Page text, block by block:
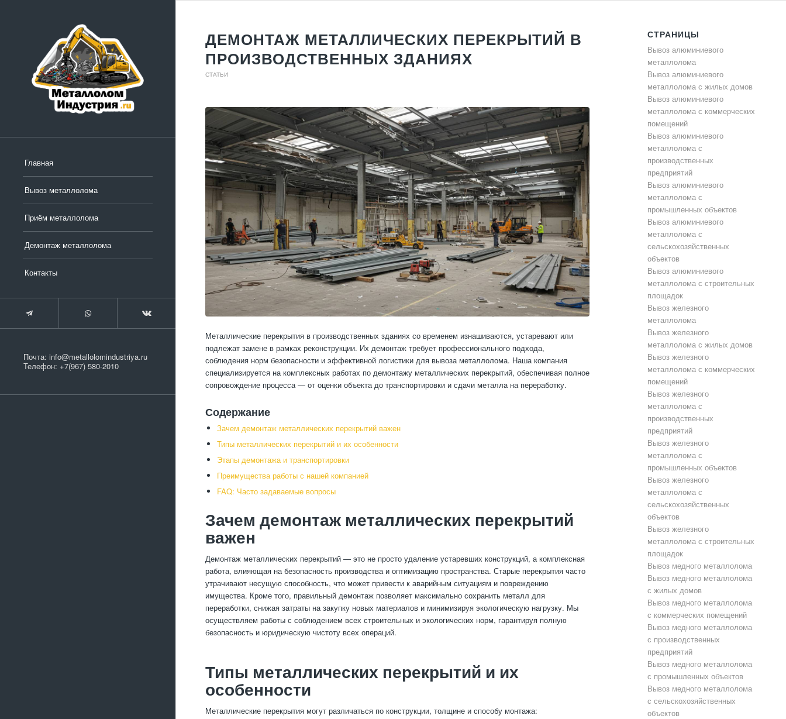
Главная
Вывоз металлолома
Приём металлолома
Демонтаж металлолома
Контакты
Почта: info@metallolomindustriya.ru
Телефон: +7(967) 580-2010
ДЕМОНТАЖ МЕТАЛЛИЧЕСКИХ ПЕРЕКРЫТИЙ В
ПРОИЗВОДСТВЕННЫХ ЗДАНИЯХ
СТАТЬИ
Металлические перекрытия в производственных зданиях со временем изнашиваются, устаревают или
подлежат замене в рамках реконструкции. Их демонтаж требует профессионального подхода,
соблюдения норм безопасности и эффективной логистики для вывоза металлолома. Наша компания
специализируется на комплексных работах по демонтажу металлических перекрытий, обеспечивая полное
сопровождение процесса — от оценки объекта до транспортировки и сдачи металла на переработку.
Содержание
Зачем демонтаж металлических перекрытий важен
Типы металлических перекрытий и их особенности
Этапы демонтажа и транспортировки
Преимущества работы с нашей компанией
FAQ: Часто задаваемые вопросы
Зачем демонтаж металлических перекрытий
важен
Демонтаж металлических перекрытий — это не просто удаление устаревших конструкций, а комплексная
работа, влияющая на безопасность производства и оптимизацию пространства. Старые перекрытия часто
утрачивают несущую способность, что может привести к аварийным ситуациям и повреждению
имущества. Кроме того, правильный демонтаж позволяет максимально сохранить металл для
переработки, снижая затраты на закупку новых материалов и минимизируя экологическую нагрузку. Мы
осуществляем работы с соблюдением всех строительных и экологических норм, гарантируя полную
безопасность и юридическую чистоту всех операций.
Типы металлических перекрытий и их
особенности
Металлические перекрытия могут различаться по конструкции, толщине и способу монтажа:
СТРАНИЦЫ
Вывоз алюминиевого
металлолома
Вывоз алюминиевого
металлолома с жилых домов
Вывоз алюминиевого
металлолома с коммерческих
помещений
Вывоз алюминиевого
металлолома с
производственных
предприятий
Вывоз алюминиевого
металлолома с
промышленных объектов
Вывоз алюминиевого
металлолома с
сельскохозяйственных
объектов
Вывоз алюминиевого
металлолома с строительных
площадок
Вывоз железного
металлолома
Вывоз железного
металлолома с жилых домов
Вывоз железного
металлолома с коммерческих
помещений
Вывоз железного
металлолома с
производственных
предприятий
Вывоз железного
металлолома с
промышленных объектов
Вывоз железного
металлолома с
сельскохозяйственных
объектов
Вывоз железного
металлолома с строительных
площадок
Вывоз медного металлолома
Вывоз медного металлолома
с жилых домов
Вывоз медного металлолома
с коммерческих помещений
Вывоз медного металлолома
с производственных
предприятий
Вывоз медного металлолома
с промышленных объектов
Вывоз медного металлолома
с сельскохозяйственных
объектов